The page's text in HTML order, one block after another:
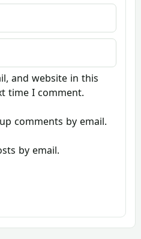
and website in this
time I comment.
comments by email.
by email.